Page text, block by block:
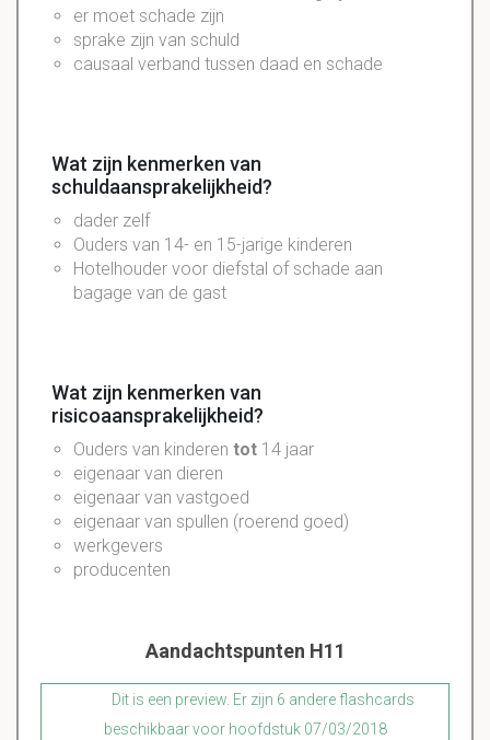
er moet schade zijn
sprake zijn van schuld
causaal verband tussen daad en schade
Wat zijn kenmerken van
schuldaansprakelijkheid?
dader zelf
Ouders van 14- en 15-jarige kinderen
Hotelhouder voor diefstal of schade aan
bagage van de gast
Wat zijn kenmerken van
risicoaansprakelijkheid?
Ouders van kinderen tot 14 jaar
eigenaar van dieren
eigenaar van vastgoed
eigenaar van spullen (roerend goed)
werkgevers
producenten
Aandachtspunten H11
Dit is een preview. Er zijn 6 andere flashcards
beschikbaar voor hoofdstuk 07/03/2018